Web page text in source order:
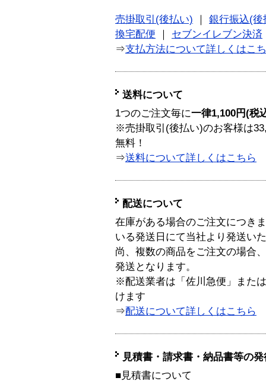
売掛取引(後払い)
銀行振込(後
換宅配便
セブンイレブン決済
⇒支払方法について詳しくはこ
送料について
1つのご注文毎に一律1,100円(税
※売掛取引(後払い)のお客様は
無料！
⇒送料について詳しくはこちら
配送について
在庫がある場合のご注文につき
いる発送日にて当社より発送い
尚、複数の商品をご注文の場合
発送となります。
※配送業者は「佐川急便」また
けます
⇒配送について詳しくはこちら
見積書・請求書・納品書等の
■見積書について